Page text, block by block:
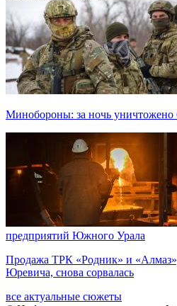
Минобороны: за ночь
предприятий Южного Урала
Продажа ТРК «Родник» и
Юревича, снова сорвалась
все актуальные сюжеты